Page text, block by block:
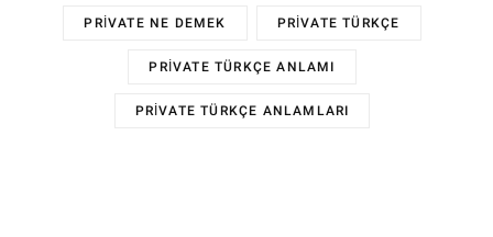
PRIVATE NE DEMEK PRIVATE TÜRKÇE
PRIVATE TÜRKÇE ANLAMI
PRIVATE TÜRKÇE ANLAMLARI